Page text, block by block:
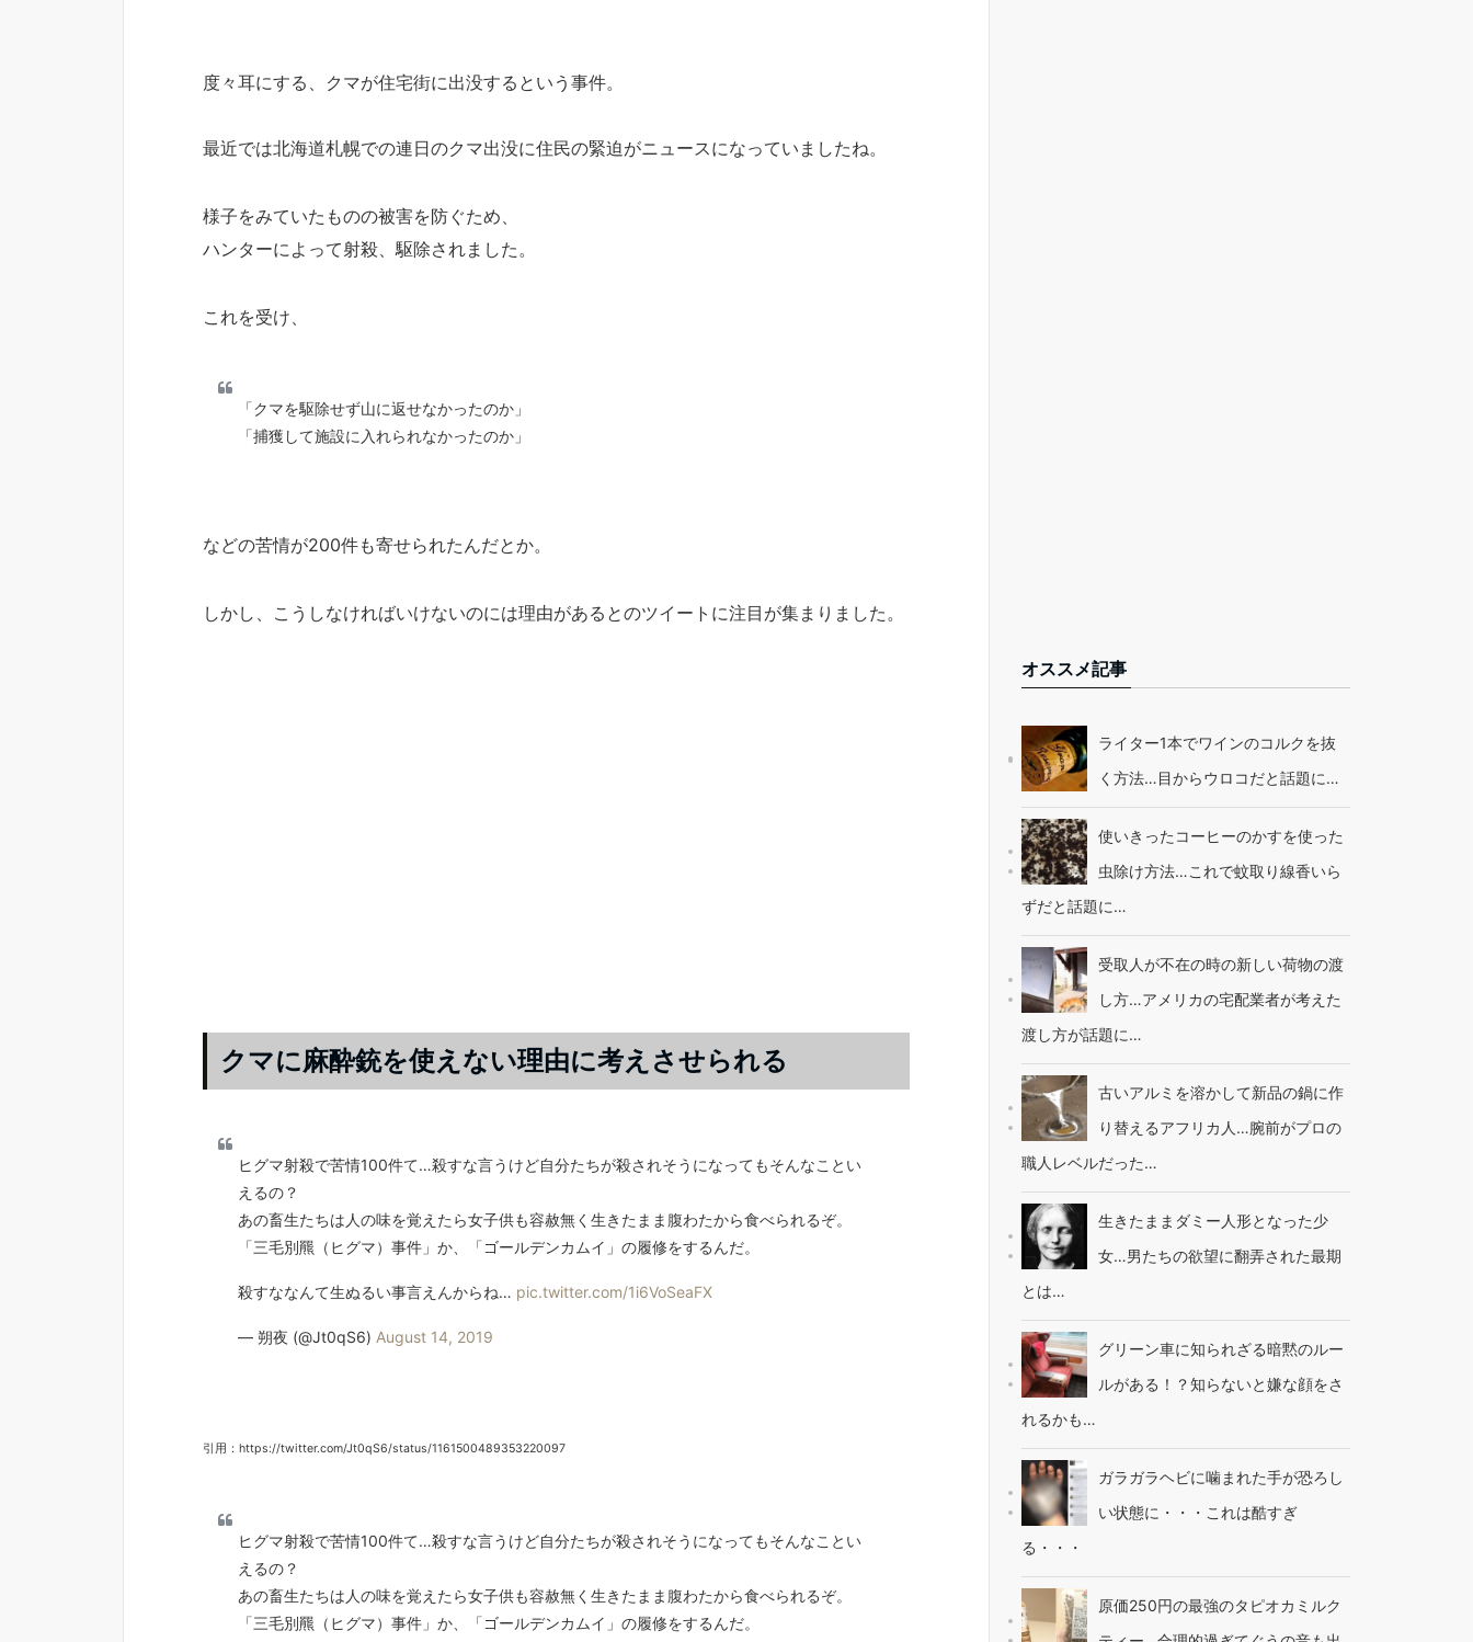
度々耳にする、クマが住宅街に出没するという事件。
最近では北海道札幌での連日のクマ出没に住民の緊迫がニュースになっていましたね。
様子をみていたものの被害を防ぐため、
ハンターによって射殺、駆除されました。
これを受け、
「クマを駆除せず山に返せなかったのか」
「捕獲して施設に入れられなかったのか」
などの苦情が200件も寄せられたんだとか。
しかし、こうしなければいけないのには理由があるとのツイートに注目が集まりました。
クマに麻酔銃を使えない理由に考えさせられる
ヒグマ射殺で苦情100件て…殺すな言うけど自分たちが殺されそうになってもそんなことい
えるの？
あの畜生たちは人の味を覚えたら女子供も容赦無く生きたまま腹わたから食べられるぞ。
「三毛別羆（ヒグマ）事件」か、「ゴールデンカムイ」の履修をするんだ。
殺すななんて生ぬるい事言えんからね… pic.twitter.com/1i6VoSeaFX
— 朔夜 (@Jt0qS6) August 14, 2019
引用：https://twitter.com/Jt0qS6/status/1161500489353220097
ヒグマ射殺で苦情100件て…殺すな言うけど自分たちが殺されそうになってもそんなことい
えるの？
あの畜生たちは人の味を覚えたら女子供も容赦無く生きたまま腹わたから食べられるぞ。
「三毛別羆（ヒグマ）事件」か、「ゴールデンカムイ」の履修をするんだ。
オススメ記事
ライター1本でワインのコルクを抜
く方法…目からウロコだと話題に…
使いきったコーヒーのかすを使った
虫除け方法…これで蚊取り線香いら
ずだと話題に…
受取人が不在の時の新しい荷物の渡
し方…アメリカの宅配業者が考えた
渡し方が話題に…
古いアルミを溶かして新品の鍋に作
り替えるアフリカ人…腕前がプロの
職人レベルだった…
生きたままダミー人形となった少
女…男たちの欲望に翻弄された最期
とは…
グリーン車に知られざる暗黙のルー
ルがある！？知らないと嫌な顔をさ
れるかも…
ガラガラヘビに噛まれた手が恐ろし
い状態に・・・これは酷すぎ
る・・・
原価250円の最強のタピオカミルク